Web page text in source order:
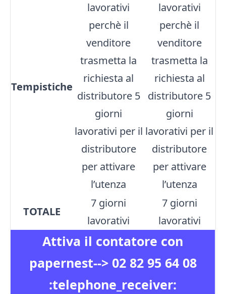
Attiva il contatore con
papernest--> 02 82 95 64 08
:telephone_receiver:
Tempistiche
lavorativi
perchè il
venditore
trasmetta la
richiesta al
distributore 5
giorni
lavorativi per il
distributore
per attivare
l’utenza
lavorativi
perchè il
venditore
trasmetta la
richiesta al
distributore 5
giorni
lavorativi per il
distributore
per attivare
l’utenza
TOTALE
7 giorni
lavorativi
7 giorni
lavorativi